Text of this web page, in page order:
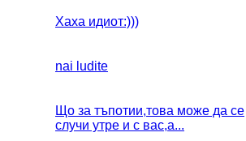
Хаха идиот:)))
nai ludite
Що за тъпотии,това може да се
случи утре и с вас,а...